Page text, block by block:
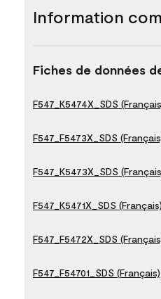
Information
Fiches de données
F547_K5474X_SDS
F547_F5473X_SDS
F547_K5473X_SDS
F547_K5471X_SDS (Français)
F547_F5472X_SDS
F547_F54701_SDS (Français)